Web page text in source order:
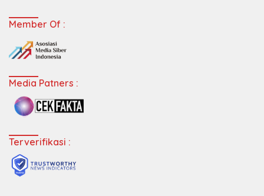
Member Of :
Media Patners :
Terverifikasi :